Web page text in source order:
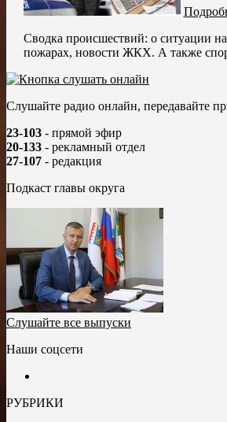
Сводка происшествий: о ситуации
пожарах, новости ЖКХ. А также
Слушайте радио онлайн, передавайте
23-103 - прямой эфир
20-133 - рекламный отдел
27-107 - редакция
Подкаст главы округа
Слушайте все выпуски
Наши соцсети
РУБРИКИ